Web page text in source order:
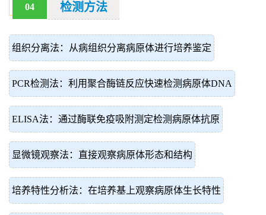
04 检测方法
组织分离法：从病组织分离病原体进行培养鉴定
PCR检测法：利用聚合酶链反应快速检测病原体DNA
ELISA法：通过酶联免疫吸附测定检测病原体抗原
显微镜观察法：直接观察病原体形态和结构
培养特性分析法：在培养基上观察病原体生长特性